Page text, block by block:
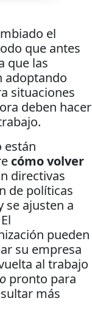
el
que antes
que las
adoptando
situaciones
deben hacer
están
cómo volver
directivas
de políticas
se ajusten a
pueden
su empresa
al trabajo
pronto para
más